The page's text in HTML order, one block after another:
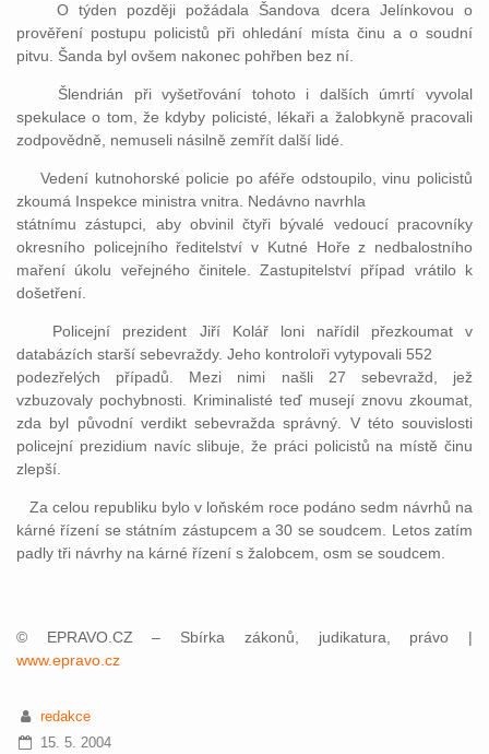
O týden později požádala Šandova dcera Jelínkovou o
prověření postupu policistů při ohledání místa činu a o soudní
pitvu. Šanda byl ovšem nakonec pohřben bez ní.
Šlendrián při vyšetřování tohoto i dalších úmrtí vyvolal
spekulace o tom, že kdyby policisté, lékaři a žalobkyně pracovali
zodpovědně, nemuseli násilně zemřít další lidé.
Vedení kutnohorské policie po aféře odstoupilo, vinu policistů
zkoumá Inspekce ministra vnitra. Nedávno navrhla
státnímu zástupci, aby obvinil čtyři bývalé vedoucí pracovníky
okresního policejního ředitelství v Kutné Hoře z nedbalostního
maření úkolu veřejného činitele. Zastupitelství případ vrátilo k
došetření.
Policejní prezident Jiří Kolář loni nařídil přezkoumat v
databázích starší sebevraždy. Jeho kontroloři vytypovali 552
podezřelých případů. Mezi nimi našli 27 sebevražd, jež
vzbuzovaly pochybnosti. Kriminalisté teď musejí znovu zkoumat,
zda byl původní verdikt sebevražda správný. V této souvislosti
policejní prezidium navíc slibuje, že práci policistů na místě činu
zlepší.
Za celou republiku bylo v loňském roce podáno sedm návrhů na
kárné řízení se státním zástupcem a 30 se soudcem. Letos zatím
padly tři návrhy na kárné řízení s žalobcem, osm se soudcem.
© EPRAVO.CZ – Sbírka zákonů, judikatura, právo |
www.epravo.cz
redakce
15. 5. 2004